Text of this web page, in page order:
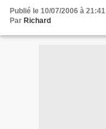
Publié le 10/07/2006 à 21:41
Par Richard